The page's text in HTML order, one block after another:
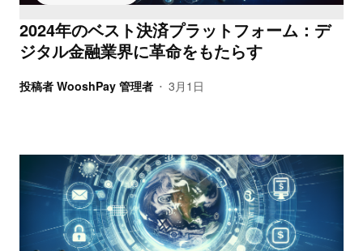
2024年のベスト決済プラットフォーム：デ
ジタル金融業界に革命をもたらす
投稿者 WooshPay 管理者 • 3月1日